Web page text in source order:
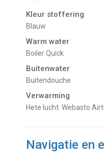
Kleur stoffering
Blauw
Warm water
Boiler Quick
Buitenwater
buitendouche
Verwarming
hete lucht. Webasto
Navigatie en